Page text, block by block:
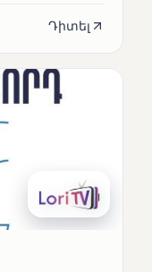
Դիտել